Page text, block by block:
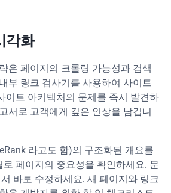
각화
은 페이지의 크롤링 가능성과 검색
부 링크 검사기를 사용하여 사이트
이트 아키텍처의 문제를 즉시 발견하
서로 고객에게 깊은 인상을 남깁니
라고도 함)의 구조화된 개요를
페이지의 중요성을 확인하세요. 문
바로 수정하세요. 새 페이지와 링크